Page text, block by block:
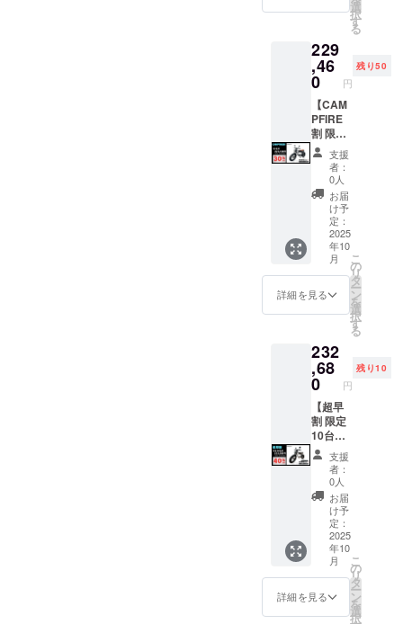
者登録
番号の
あるイ
ンボイ
スが必
要な場
合は、
実行者
に直接
お問合
せくだ
さい。
合等に
より出
が遅れ
る場合
があり
ます。
●原動機
付自転
車販売
証明書
を含む
●適格請
求書発
行事業
者登録
番号：
あり ※
適格請
求書発
行事業
者登録
番号の
あるイ
ンボイ
スが必
要な場
合は、
実行者
に直接
お問合
せくだ
さい。
良によ
り、デ
ン・仕
様は変
更にな
る可能
性もご
ざいま
す。
ご了承
くださ
い。 ※
ご注文
状況、
使用部
材の供
給状
況、製
造工程
上の都
合等に
より出
が遅れ
る場合
があり
ます。
●原動機
付自転
車販売
証明書
を含む
●適格請
求書発
行事業
者登録
番号：
あり ※
適格請
求書発
行事業
者登録
払う必
要があ
す。ご
注意く
ださ
い。 ※
組立完
成車の
お届け
はオー
プショ
ンで別
に購入
する必
要があ
りま
す。 ※
製品の
品質向
上と改
良によ
り、デ
ン・仕
様は変
更にな
る可能
性もご
ざいま
す。
ご了承
くださ
い。 ※
ご注文
状況、
使用部
材の供
給状
況、製
造工程
上の都
合等に
け）の
追加送
CAMPF
IREをご
注文さ
れた
後、商
品を発
送する
一週間
前に弊
社の
ホーム
ページ
にて追
加の離
島送料
11,000
円(税込
み)をお
払う必
要があ
す。ご
注意く
ださ
い。 ※
組立完
成車の
お届け
はオー
プショ
ンで別
に購入
する必
要があ
りま
す。 ※
製品の
品質向
上と改
良によ
円の
42%OF
り(ハン
ドル
バーと
前輪の
取付け
が必要)
での送
料
18,800
円を含
んだ金
額で
す。 ※
離島
（北海
道、沖
縄、離
島在住
の方向
け）の
料は
CAMPF
IREをご
注文さ
れた
後、商
品を発
送する
一週間
前に弊
社の
ホーム
ページ
にて追
加の離
島送料
11,000
円(税込
み)をお
カ
ラー：
ブラッ
ク (サド
ル色は
ブラッ
クにな
りま
す。
オープ
ション
でブラ
ウン色
に変更
できま
す。) ●
一般販
売予定
価格：
387,800
円の
42%OF
り(ハン
ドル
バーと
前輪の
取付け
が必要)
での送
料
18,800
円を含
んだ金
額で
す。 ※
離島
（北海
道、沖
縄、離
島在住
の方向
選
択
す
る
229
,46
0 円
残り50
【CAM
PFIRE
割 限定
50台】
●イープ
ラスミ
ライ
RHINO
バイク
原付一
種500W
モデル
×1台 ●
カ
ラー：
ベー
ジュ
or ア
バンブ
ラック
(サドル
色はブ
ラック
になり
ます。
オープ
ション
でブラ
ウン色
に変更
できま
す。) ●
一般販
売予定
支援
者：
0人
お届
け予
定：
2025
年10
月
詳細を見る
こ
の
リ
タ
ー
ン
を
選
択
す
る
232
,68
0 円
残り10
【超早
割 限定
10台】
●イープ
ラスミ
ライ
RHINO
バイク
原付二
1000W
モデル
×1台 ●
カ
支援
者：
0人
お届
け予
定：
2025
年10
月
詳細を見る
こ
の
リ
タ
ー
ン
を
選
択